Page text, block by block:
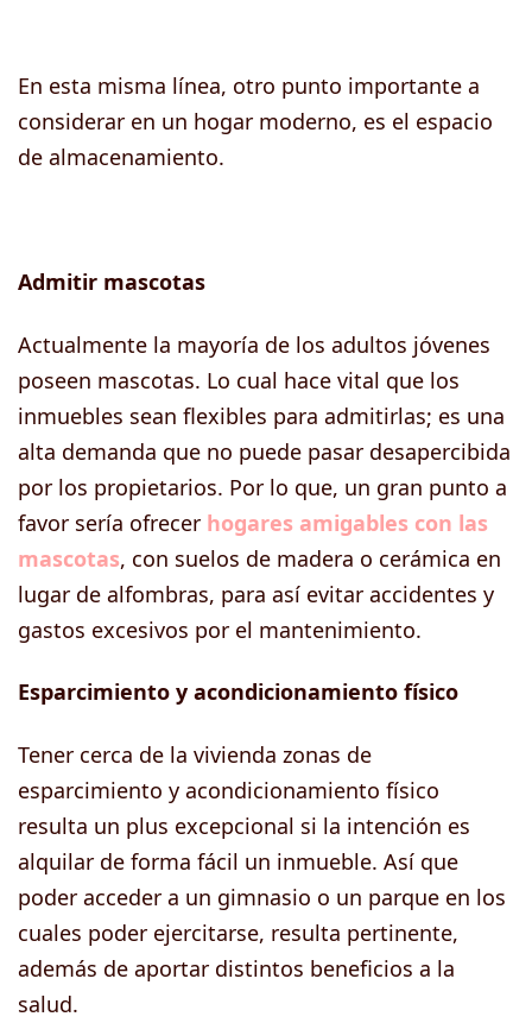
En esta misma línea, otro punto importante a
considerar en un hogar moderno, es el espacio
de almacenamiento.
Admitir mascotas
Actualmente la mayoría de los adultos jóvenes
poseen mascotas. Lo cual hace vital que los
inmuebles sean flexibles para admitirlas; es una
alta demanda que no puede pasar desapercibida
por los propietarios. Por lo que, un gran punto a
favor sería ofrecer hogares amigables con las
mascotas, con suelos de madera o cerámica en
lugar de alfombras, para así evitar accidentes y
gastos excesivos por el mantenimiento.
Esparcimiento y acondicionamiento físico
Tener cerca de la vivienda zonas de
esparcimiento y acondicionamiento físico
resulta un plus excepcional si la intención es
alquilar de forma fácil un inmueble. Así que
poder acceder a un gimnasio o un parque en los
cuales poder ejercitarse, resulta pertinente,
además de aportar distintos beneficios a la
salud.